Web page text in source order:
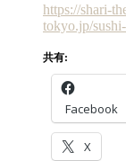
https://shari-
tokyo.jp/
共有:
Facebook
X